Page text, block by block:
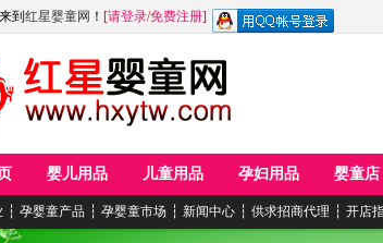
到 红星婴童网 ！ [请登录/免费注册]
婴儿用品 儿童用品 孕妇用品 婴童店
┆ 孕婴童产品 ┆ 孕婴童市场 ┆ 新闻中心 ┆ 供求招商代理 ┆ 开店